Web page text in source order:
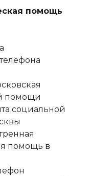
помощь
помощи
социальной
помощь в